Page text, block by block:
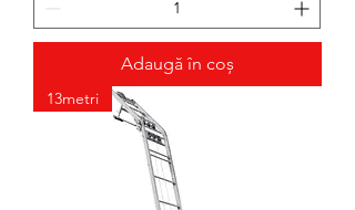
Adaugă în coș
13metri